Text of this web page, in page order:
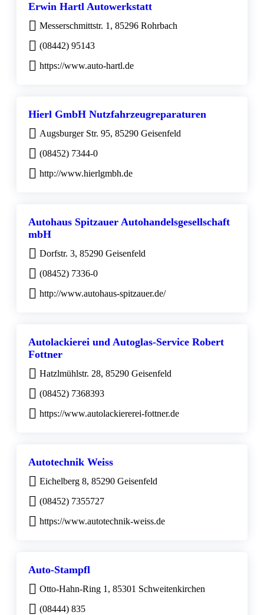
Erwin Hartl Autowerkstatt
Messerschmittstr. 1, 85296 Rohrbach
(08442) 95143
https://www.auto-hartl.de
Hierl GmbH Nutzfahrzeugreparaturen
Augsburger Str. 95, 85290 Geisenfeld
(08452) 7344-0
http://www.hierlgmbh.de
Autohaus Spitzauer Autohandelsgesellschaft
mbH
Dorfstr. 3, 85290 Geisenfeld
(08452) 7336-0
http://www.autohaus-spitzauer.de/
Autolackierei und Autoglas-Service Robert
Fottner
Hatzlmühlstr. 28, 85290 Geisenfeld
(08452) 7368393
https://www.autolackiererei-fottner.de
Autotechnik Weiss
Eichelberg 8, 85290 Geisenfeld
(08452) 7355727
https://www.autotechnik-weiss.de
Auto-Stampfl
Otto-Hahn-Ring 1, 85301 Schweitenkirchen
(08444) 835